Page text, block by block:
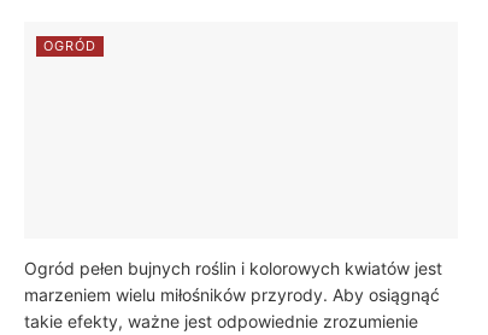
OGRÓD
Ogród pełen bujnych roślin i kolorowych kwiatów jest
marzeniem wielu miłośników przyrody. Aby osiągnąć
takie efekty, ważne jest odpowiednie zrozumienie